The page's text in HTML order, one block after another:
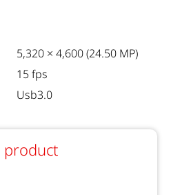
5,320 × 4,600 (24.50 MP)
15 fps
Usb3.0
product